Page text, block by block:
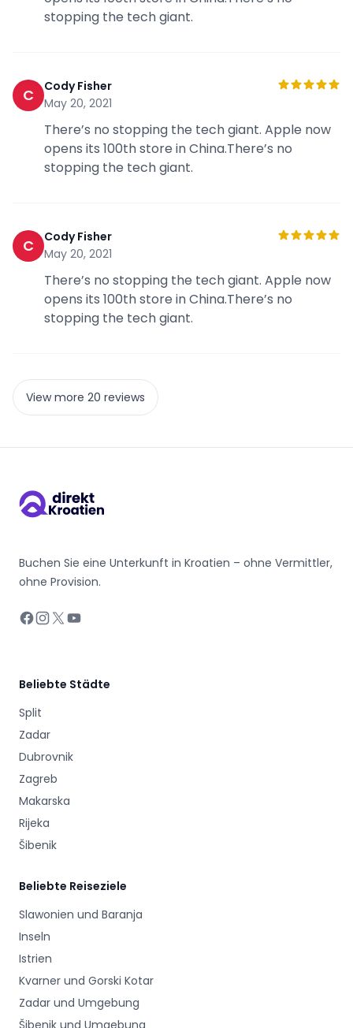
stopping the tech giant.
C
Cody Fisher
May 20, 2021
There’s no stopping the tech giant. Apple now
opens its 100th store in China.There’s no
stopping the tech giant.
C
Cody Fisher
May 20, 2021
There’s no stopping the tech giant. Apple now
opens its 100th store in China.There’s no
stopping the tech giant.
View more 20 reviews
Buchen Sie eine Unterkunft in Kroatien – ohne Vermittler,
ohne Provision.
Facebook
Instagram
X YouTube
Beliebte Städte
Split
Zadar
Dubrovnik
Zagreb
Makarska
Rijeka
Šibenik
Beliebte Reiseziele
Slawonien und Baranja
Inseln
Istrien
Kvarner und Gorski Kotar
Zadar und Umgebung
Šibenik und Umgebung